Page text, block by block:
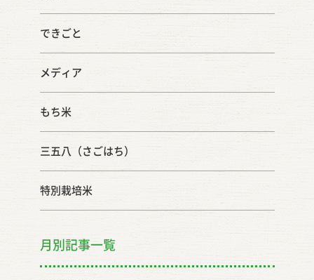
できごと
メディア
もち米
三五八（さごはち）
特別栽培米
月別記事一覧